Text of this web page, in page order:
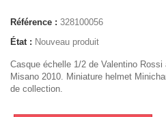
Référence : 328100056
État : Nouveau produit
Casque échelle 1/2 de Valentino
Misano 2010. Miniature helmet
de collection.